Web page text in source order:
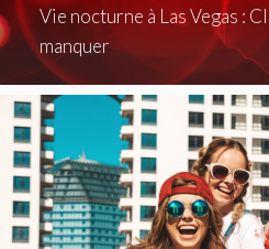
Vie nocturne à Las Vegas :
manquer